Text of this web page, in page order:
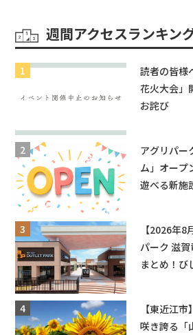
週間アクセスランキン
読者の皆様
花火大会」
お詫び
アグリパー
ム」オープ
遊べる新施
【2026年
パーク 滋
まとめ！び
【東近江
咲き誇る「